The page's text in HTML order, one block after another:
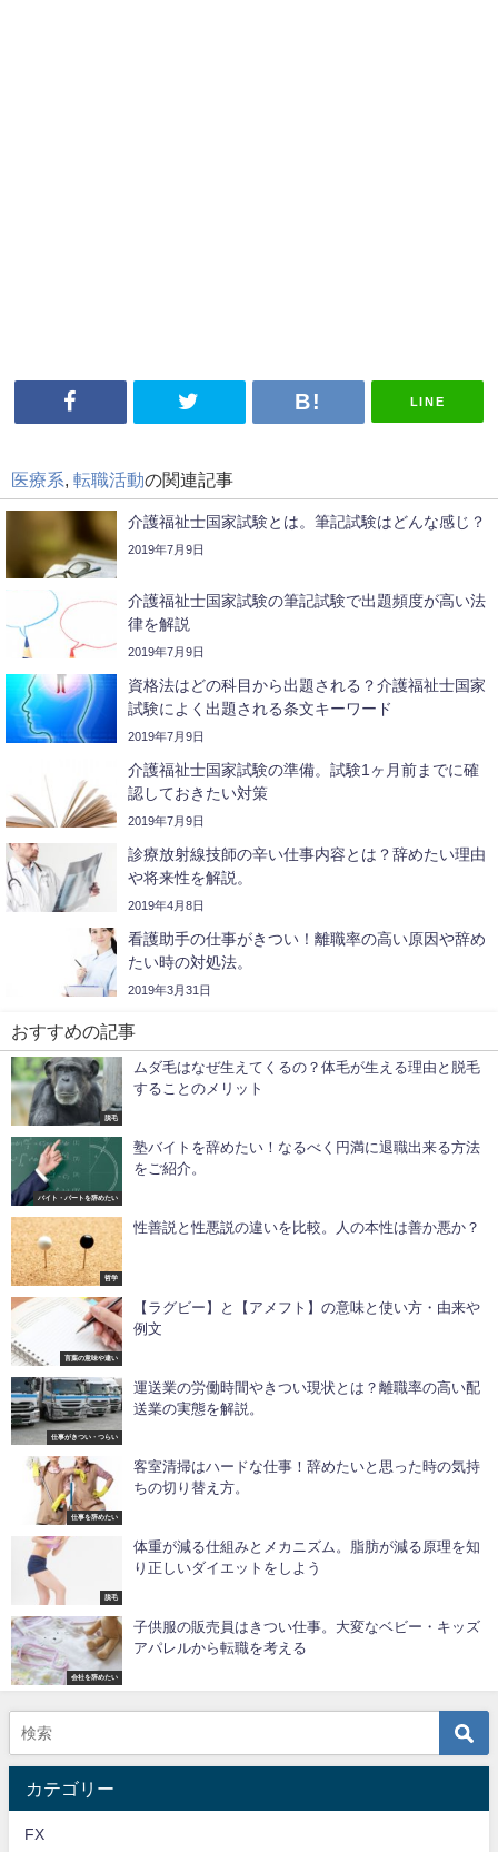
LINE
医療系 転職活動の関連記事
介護福祉士国家試験とは。筆記試験はどんな感じ？
2019年7月9日
介護福祉士国家試験の筆記試験で出題頻度が高い法
律を解説
2019年7月9日
資格法はどの科目から出題される？介護福祉士国家
試験によく出題される条文キーワード
2019年7月9日
介護福祉士国家試験の準備。試験1ヶ月前までに確
認しておきたい対策
2019年7月9日
診療放射線技師の辛い仕事内容とは？辞めたい理由
や将来性を解説。
2019年4月8日
看護助手の仕事がきつい！離職率の高い原因や辞め
たい時の対処法。
2019年3月31日
おすすめの記事
脱毛
ムダ毛はなぜ生えてくるの？体毛が生える理由と脱毛
することのメリット
バイト・パートを辞めたい
塾バイトを辞めたい！なるべく円満に退職出来る方法
をご紹介。
哲学
性善説と性悪説の違いを比較。人の本性は善か悪か？
言葉の意味や違い
【ラグビー】と【アメフト】の意味と使い方・由来や
例文
仕事がきつい・つらい
運送業の労働時間やきつい現状とは？離職率の高い配
送業の実態を解説。
仕事を辞めたい
客室清掃はハードな仕事！辞めたいと思った時の気持
ちの切り替え方。
脱毛
体重が減る仕組みとメカニズム。脂肪が減る原理を知
り正しいダイエットをしよう
会社を辞めたい
子供服の販売員はきつい仕事。大変なベビー・キッズ
アパレルから転職を考える
カテゴリー
FX